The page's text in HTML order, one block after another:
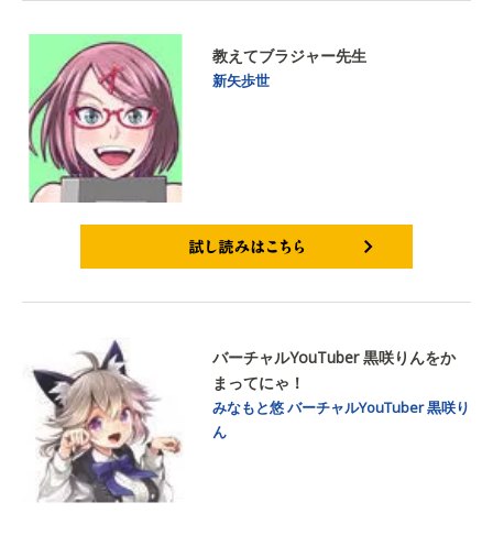
教えてブラジャー先生
新矢歩世
バーチャルYouTuber 黒咲りんをか
まってにゃ！
みなもと悠バーチャルYouTuber 黒咲り
ん